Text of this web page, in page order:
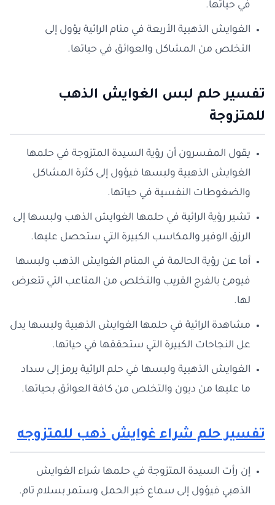
في حياتها.
الغوايش الذهبية الأربعة في منام الرائية يؤول إلى
التخلص من المشاكل والعوائق في حياتها.
تفسير حلم لبس الغوايش الذهب
للمتزوجة
يقول المفسرون أن رؤية السيدة المتزوجة في حلمها
الغوايش الذهبية ولبسها فيؤول إلى كثرة المشاكل
والضغوطات النفسية في حياتها.
تشير رؤية الرائية في حلمها الغوايش الذهب ولبسها إلى
الرزق الوفير والمكاسب الكبيرة التي ستحصل عليها.
أما عن رؤية الحالمة في المنام الغوايش الذهب ولبسها
فيومئ بالفرج القريب والتخلص من المتاعب التي تتعرض
لها.
مشاهدة الرائية في حلمها الغوايش الذهبية ولبسها يدل
عل النجاحات الكبيرة التي ستحققها في حياتها.
الغوايش الذهبية ولبسها في حلم الرائية يرمز إلى سداد
ما عليها من ديون والتخلص من كافة العوائق بحياتها.
تفسير حلم شراء غوايش ذهب للمتزوجه
إن رأت السيدة المتزوجة في حلمها شراء الغوايش
الذهبي فيؤول إلى سماع خبر الحمل وستمر بسلام تام.